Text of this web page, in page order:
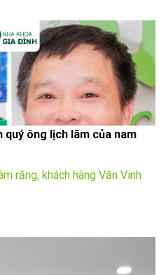
ông lịch lãm của nam
răng, khách hàng Văn Vinh